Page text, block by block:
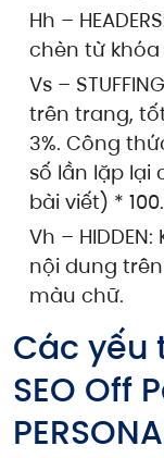
Hh –
chèn từ
Vs –
trên trang,
3%. Công
số lần lặp lại
bài viết) * 100.
Vh –
nội dung
màu chữ.
Các yếu
SEO Off